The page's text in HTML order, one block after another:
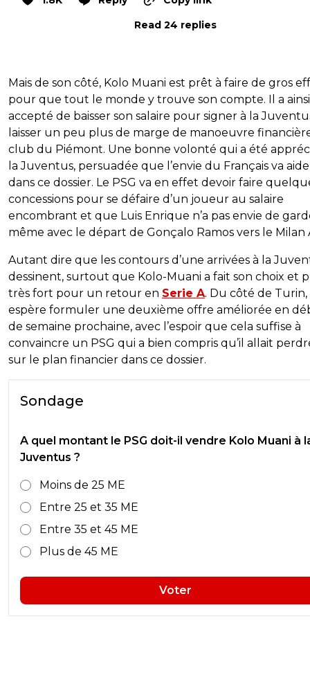
Read 24 replies
Mais de son côté, Kolo Muani est prêt à faire de gros
pour que tout le monde y trouve son compte. Il a ainsi
accepté de baisser son salaire pour signer à la
laisser un peu plus de marge de manoeuvre
club du Piémont. Une bonne volonté qui a été
la Juventus, persuadée que l’envie du Français va
dans ce dossier. Le PSG va en effet devoir faire
concessions pour se défaire d’un joueur au salaire
encombrant et que Luis Enrique n’a pas envie de
même avec le départ de Gonçalo Ramos vers le Milan
Autant dire que les contours d’une arrivées à la
dessinent, surtout que Kolo-Muani a fait son choix et
très fort pour un retour en Serie A. Du côté de Turin,
espère formuler une deuxième offre améliorée en
de semaine prochaine, avec l’espoir que cela suffise à
convaincre un PSG qui a bien compris qu’il allait
sur le plan financier dans ce dossier.
Sondage
A quel montant le PSG doit-il vendre Kolo Muani à
Juventus ?
Moins de 25 ME
Entre 25 et 35 ME
Entre 35 et 45 ME
Plus de 45 ME
Voter